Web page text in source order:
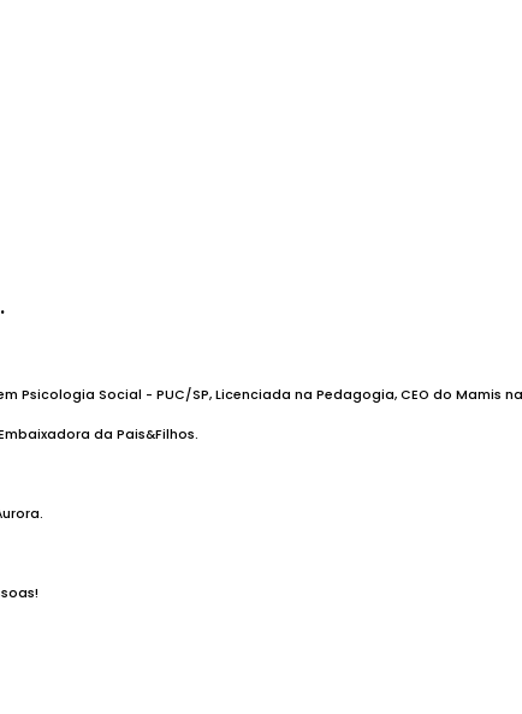
Psicologia Social - PUC/SP, Licenciada na Pedagogia, CEO do
da Pais&Filhos.